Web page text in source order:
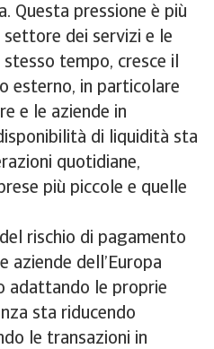
Questa pressione è più
dei servizi e le
tempo, cresce il
esterno, in particolare
e le aziende in
di liquidità sta
quotidiane,
più piccole e quelle
rischio di pagamento
aziende dell’Europa
adattando le proprie
sta riducendo
le transazioni in